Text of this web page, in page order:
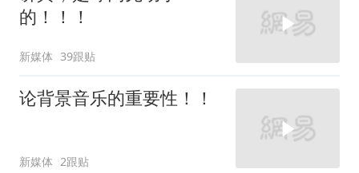
的！！！
新媒体 39跟贴
论背景音乐的重要性！！
新媒体 2跟贴